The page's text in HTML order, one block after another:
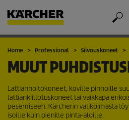
Ostoskori
Suosikit
Home Professional Siivouskoneet
MUUT
Lattianhoitokoneet, koville pinnoille
lattiankiillotuskoneet tai vaikkapa
pesemiseen. Kärcherin valikoimasta
isoille kuin pienille pinta-aloille.